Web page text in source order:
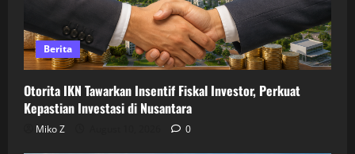
Berita
Otorita IKN Tawarkan Insentif Fiskal Investor, Perkuat
Kepastian Investasi di Nusantara
Miko Z 0